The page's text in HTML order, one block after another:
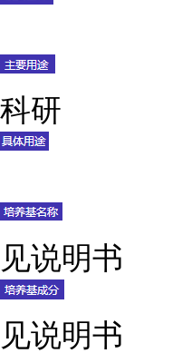
科研
见说明书
见说明书